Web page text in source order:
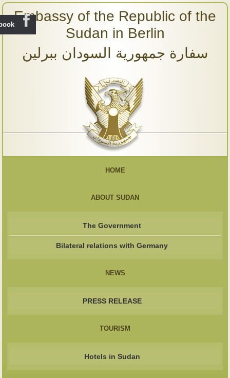
Embassy of the Republic of the
Sudan in Berlin
سفارة جمهورية السودان ببرلين
HOME
ABOUT SUDAN
The Government
Bilateral relations with Germany
NEWS
PRESS RELEASE
TOURISM
Hotels in Sudan